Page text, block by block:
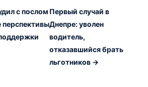
с послом
перспективы
Первый случай в
Днепре: уволен
водитель,
отказавшийся брать
льготников →